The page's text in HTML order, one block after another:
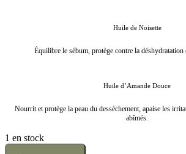
Huile de Noisette
Équilibre le sébum, protège contre la déshydratation
Huile d’Amande Douce
Nourrit et protège la peau du dessèchement, apaise les
abîmés.
1 en stock
quantité